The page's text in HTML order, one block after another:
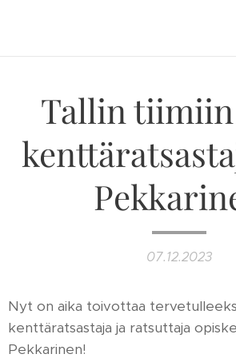
Tallin
07.12.2023
Nyt on aika toivottaa
kenttäratsastaja ja ratsuttaja
Pekkarinen!